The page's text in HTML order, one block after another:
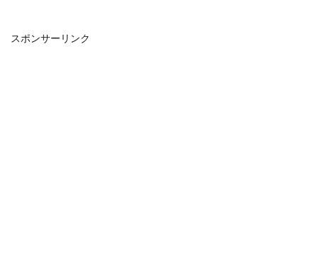
スポンサーリンク